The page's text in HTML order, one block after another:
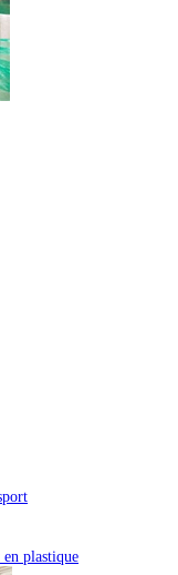
en plastique